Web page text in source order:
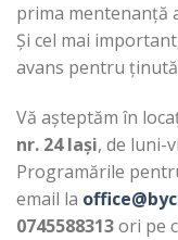
prima mentenanță
Și cel mai
avans pentru
Vă așteptăm în
nr. 24 Iași, de luni-
Programările
email la
0745588313ori pe